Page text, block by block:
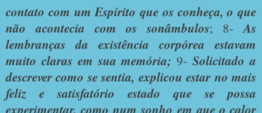
contato com um Espírito que os conheça, o que
não acontecia com os sonâmbulos; 8-As
lembranças da existência corpórea estavam
muito claras em sua memória; 9-Solicitado a
descrever como se sentia, explicou estar no mais
feliz e satisfatório estado que se possa
experimentar, como num sonho em que o calor